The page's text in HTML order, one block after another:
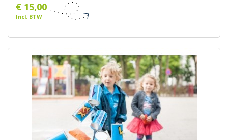
€ 15,00
Incl. BTW